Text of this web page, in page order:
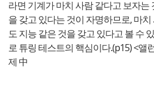
라면 기계가 마치 사람 같다고 보자는
을 갖고 있다는 것이 자명하므로, 마
도 지능 같은 것을 갖고 있다고 볼 수
로 튜링 테스트의 핵심이다.(p15) <앨
제 中